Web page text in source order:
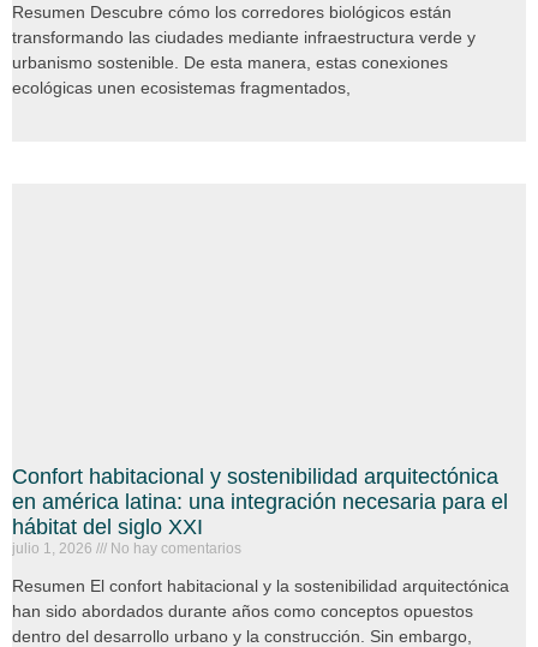
Resumen Descubre cómo los corredores biológicos están
transformando las ciudades mediante infraestructura verde y
urbanismo sostenible. De esta manera, estas conexiones
ecológicas unen ecosistemas fragmentados,
Confort habitacional y sostenibilidad arquitectónica
en américa latina: una integración necesaria para el
hábitat del siglo XXI
julio 1, 2026 No hay comentarios
Resumen El confort habitacional y la sostenibilidad arquitectónica
han sido abordados durante años como conceptos opuestos
dentro del desarrollo urbano y la construcción. Sin embargo,